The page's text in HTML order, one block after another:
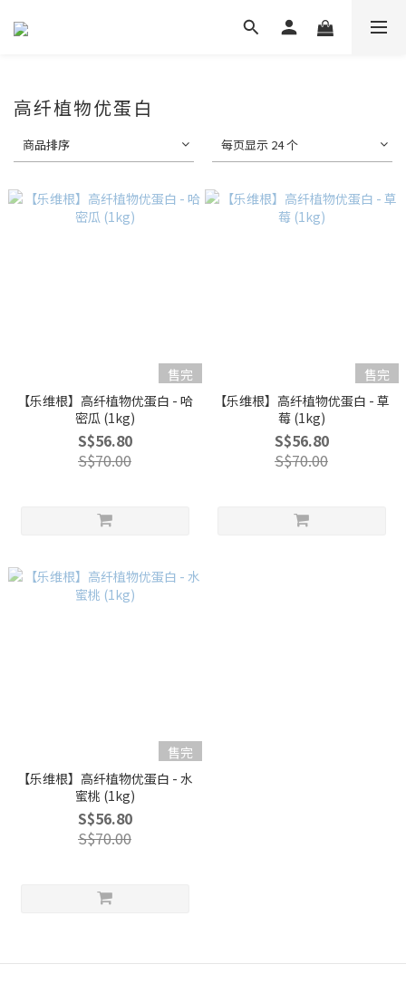
高纤植物优蛋白
商品排序 每页显示 24 个
售完
【乐维根】高纤植物优蛋白 - 哈
密瓜 (1kg)
S$56.80
S$70.00
售完
【乐维根】高纤植物优蛋白 - 草
莓 (1kg)
S$56.80
S$70.00
售完
【乐维根】高纤植物优蛋白 - 水
蜜桃 (1kg)
S$56.80
S$70.00